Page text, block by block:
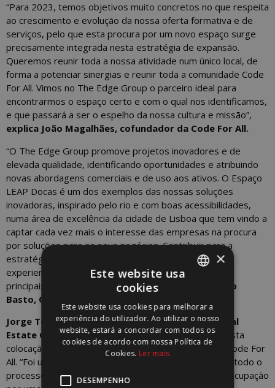
“Para 2023, temos objetivos muito concretos no que respeita
ao crescimento e evolução da nossa oferta formativa e de
serviços, pelo que esta procura por um novo espaço surge
precisamente integrada nesta estratégia de expansão.
Queremos reunir toda a nossa atividade num único local, de
forma a potenciar sinergias e reunir toda a comunidade Code
For All. Vimos no The Edge Group o parceiro ideal para
encontrarmos o espaço certo e com o qual nos identificamos,
e que passará a ser o espelho da nossa cultura e missão”,
explica João Magalhães, cofundador da Code For All.
“O The Edge Group promove projetos inovadores e de
elevada qualidade, identificando oportunidades e atribuindo
novas abordagens comerciais e de uso aos ativos. O Espaço
LEAP Docas é um dos exemplos das nossas soluções
inovadoras, inspirado pelo rio e com boas acessibilidades,
numa área de excelência da cidade de Lisboa que tem vindo a
captar cada vez mais o interesse das empresas na procura
por soluções para os seus negócios. Contribuir para a
estratégia de expansão de parceiros talentosos e
experientes como é a Code For All, é um dos nossos
principais sucessos de 2023”, acresce
José Luís Pinto
Basto, CEO do The Edge Group
Jorge Telles de Carvalho, Consultant da Worx Real
Estate Consultants, foi o responsável por mediar esta
colocação, fazendo a ponte entre o proprietário e a Code For
All. “Foi um prazer representar o The Edge Group em todo o
processo. Este ativo tem características únicas para ocupação
ENGLISH
×
Este website usa
cookies
Este website usa cookies para melhorar a
experiência do utilizador. Ao utilizar o nosso
website, estará a concordar com todos os
cookies de acordo com nossa Política de
Cookies. Ler mais
DESEMPENHO